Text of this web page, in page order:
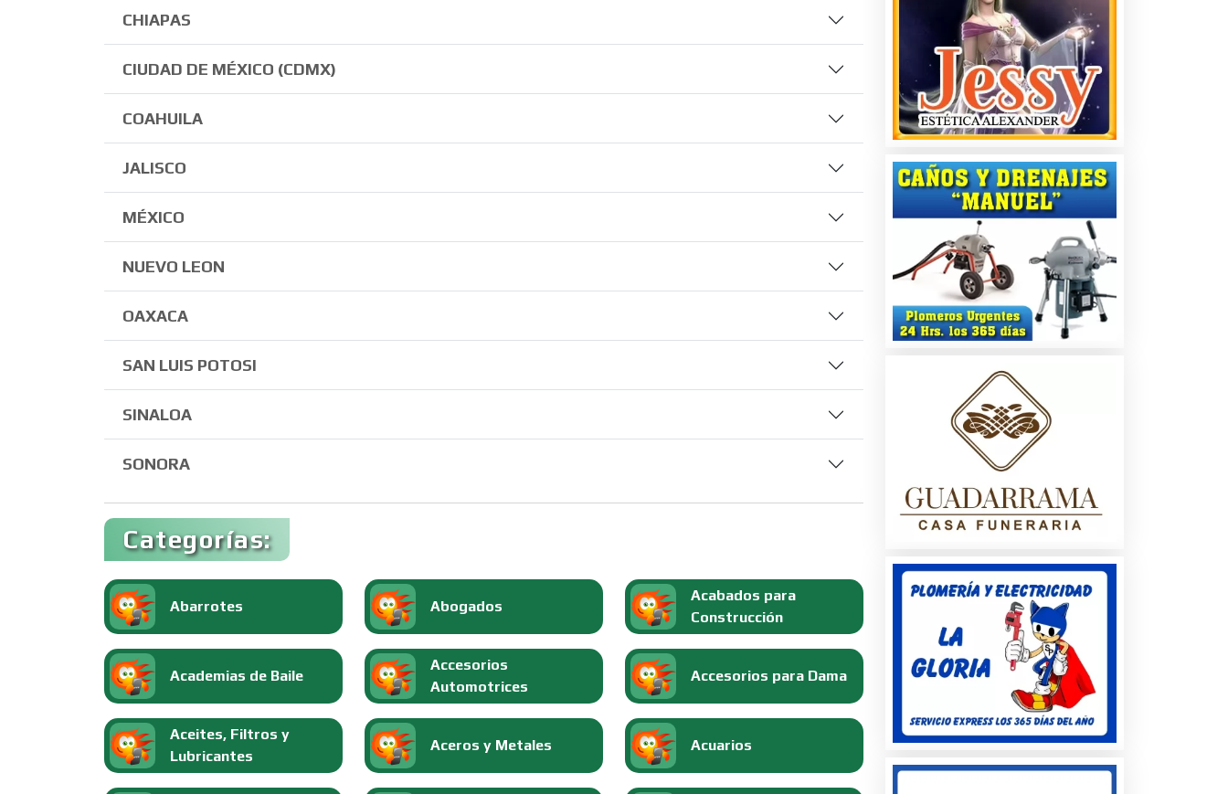
CHIAPAS
CIUDAD DE MÉXICO (CDMX)
COAHUILA
JALISCO
MÉXICO
NUEVO LEON
OAXACA
SAN LUIS POTOSI
SINALOA
SONORA
Categorías:
Abarrotes Abogados
Acabados para
Construcción
Academias de Baile
Accesorios
Automotrices
Accesorios para Dama
Aceites, Filtros y
Lubricantes
Aceros y Metales Acuarios